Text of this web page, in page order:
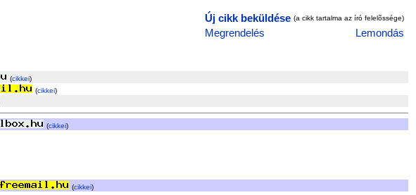
Új cikk beküldése (a cikk tartalma az író felelõssége)
Megrendelés Lemondás
(cikkei)
(cikkei)
(cikkei)
(cikkei)